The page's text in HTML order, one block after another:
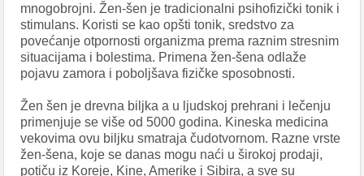
mnogobrojni. Žen-šen je tradicionalni psihofizički tonik i
stimulans. Koristi se kao opšti tonik, sredstvo za
povećanje otpornosti organizma prema raznim stresnim
situacijama i bolestima. Primena žen-šena odlaže
pojavu zamora i poboljšava fizičke sposobnosti.
Žen šen je drevna biljka a u ljudskoj prehrani i lečenju
primenjuje se više od 5000 godina. Kineska medicina
vekovima ovu biljku smatraja čudotvornom. Razne vrste
žen-šena, koje se danas mogu naći u širokoj prodaji,
potiču iz Koreje, Kine, Amerike i Sibira, a sve su